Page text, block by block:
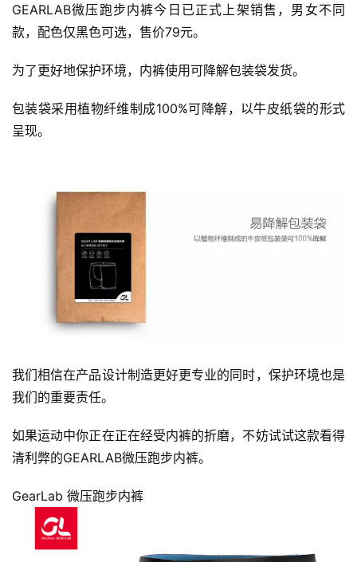
GEARLAB微压跑步内裤今日已正式上架销售，男女不同
款，配色仅黑色可选，售价79元。
为了更好地保护环境，内裤使用可降解包装袋发货。
包装袋采用植物纤维制成100%可降解，以牛皮纸袋的形式
呈现。
我们相信在产品设计制造更好更专业的同时，保护环境也是
我们的重要责任。
如果运动中你正在正在经受内裤的折磨，不妨试试这款看得
清利弊的GEARLAB微压跑步内裤。
GearLab 微压跑步内裤